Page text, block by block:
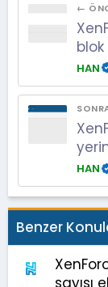
←
HAN
HAN
Benzer
sayısı